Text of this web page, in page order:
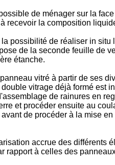
de ménager sur la
recevoir la composition
possibilité de réaliser in
de la seconde feuille de
étanche.
vitré à partir de ses
vitrage déjà formé est
de rainures en
et procéder ensuite au
de procéder à la mise
accrue des
rapport à celles des